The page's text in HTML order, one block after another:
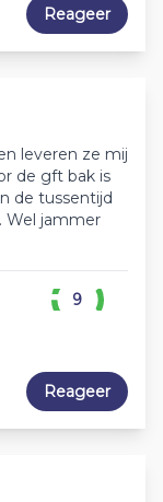
Reageer
leveren ze mij
de gft bak is
de tussentijd
Wel jammer
9
Reageer